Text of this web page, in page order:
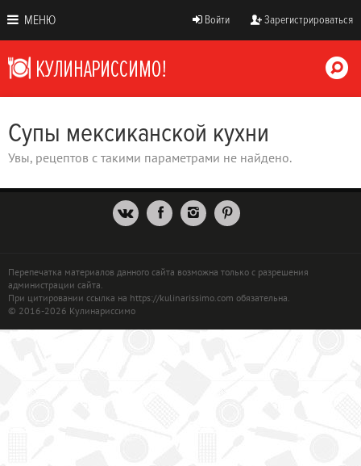
МЕНЮ Войти Зарегистрироваться
Супы мексиканской кухни
Увы, рецептов с такими параметрами не найдено.
Перепечатка материалов данного сайта возможна только с разрешения
администрации сайта.
При цитировании ссылка на https://kulinarissimo.com обязательна.
© 2016-2026 Кулинариссимо